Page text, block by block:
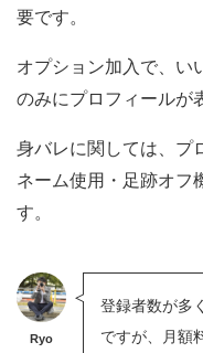
要です。
オプション加入で、い
のみにプロフィールが
身バレに関しては、プ
ネーム使用・足跡オフ
す。
Ryo
登録者数が多
ですが、月額